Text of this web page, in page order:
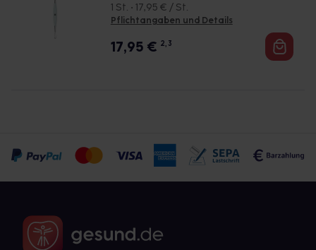
1 St. • 17,95 € / St.
Pflichtangaben und Details
17,95 € 2, 3